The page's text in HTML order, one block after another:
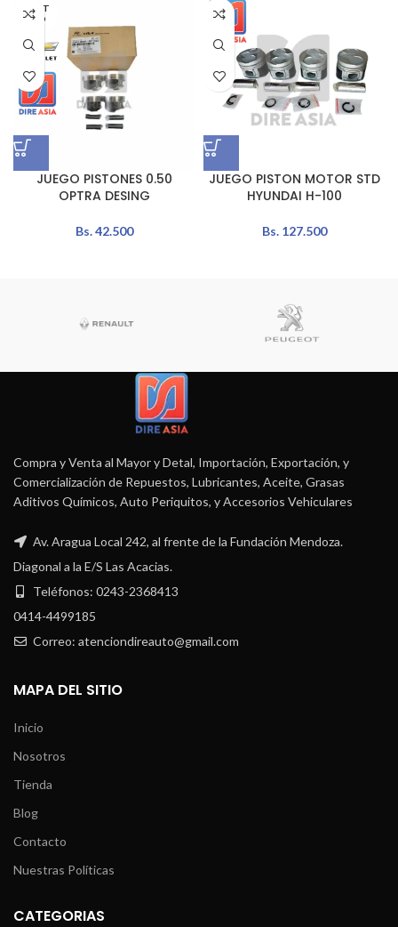
AGOT
ADO
JUEGO PISTONES 0.50
OPTRA DESING
Bs.42.500
JUEGO PISTON MOTOR STD
HYUNDAI H-100
Bs.127.500
Compra y Venta al Mayor y Detal, Importación, Exportación, y
Comercialización de Repuestos, Lubricantes, Aceite, Grasas
Aditivos Químicos, Auto Periquitos, y Accesorios Vehiculares
Av. Aragua Local 242, al frente de la Fundación Mendoza.
Diagonal a la E/S Las Acacias.
Teléfonos: 0243-2368413
0414-4499185
Correo: atenciondireauto@gmail.com
MAPA DEL SITIO
Inicio
Nosotros
Tienda
Blog
Contacto
Nuestras Políticas
CATEGORIAS